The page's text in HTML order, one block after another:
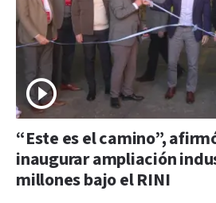
“Este es el camino”,
inaugurar ampliación
millones bajo el RINI